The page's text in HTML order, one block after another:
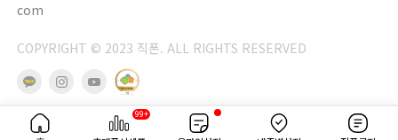
com
COPYRIGHT © 2023 직폰. ALL RIGHTS RESERVED
99+